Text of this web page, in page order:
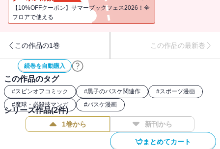
【10%OFFクーポン】サマーブックフェス2026！全
フロアで使える
この作品の1巻 この作品の最新巻
続巻を自動購入
この作品のタグ
#スピンオフコミック #黒子のバスケ関連作 #スポーツ漫画
#魔球・必殺技マンガ #バスケ漫画
シリーズ作品(2件)
1巻から 新刊から
まとめてカート